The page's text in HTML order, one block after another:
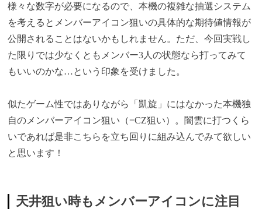
様々な数字が必要になるので、本機の複雑な抽選システム
を考えるとメンバーアイコン狙いの具体的な期待値情報が
公開されることはないかもしれません。ただ、今回実戦し
た限りでは少なくともメンバー3人の状態なら打ってみて
もいいのかな…という印象を受けました。
似たゲーム性ではありながら「凱旋」にはなかった本機独
自のメンバーアイコン狙い（=CZ狙い）。闇雲に打つくら
いであれば是非こちらを立ち回りに組み込んでみて欲しい
と思います！
天井狙い時もメンバーアイコンに注目